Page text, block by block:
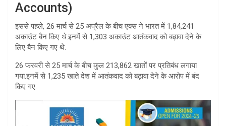
Accounts)
इससे पहले, 26 मार्च से 25 अप्रैल के बीच एक्स ने भारत में 1,84,241
अकाउंट बैन किए थे.इनमें से 1,303 अकाउंट आतंकवाद को बढ़ावा देने के
लिए बैन किए गए थे.
26 फरवरी से 25 मार्च के बीच कुल 213,862 खातों पर प्रतिबंध लगाया
गया.इनमें से 1,235 खाते देश में आतंकवाद को बढ़ावा देने के आरोप में बंद
किए गए.